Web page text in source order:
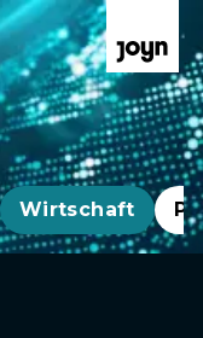
Wirtschaft